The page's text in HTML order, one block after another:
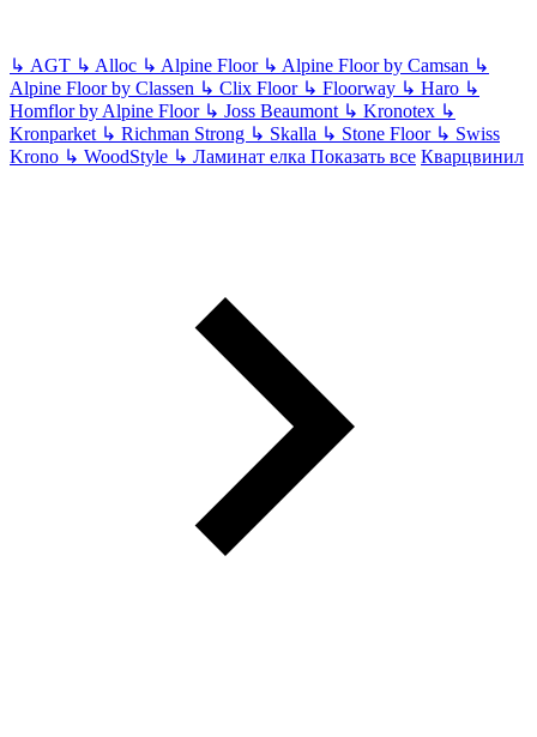
↳ AGT ↳ Alloc ↳ Alpine Floor ↳ Alpine Floor by Camsan ↳
Alpine Floor by Classen ↳ Clix Floor ↳ Floorway ↳ Haro ↳
Homflor by Alpine Floor ↳ Joss Beaumont ↳ Kronotex ↳
Kronparket ↳ Richman Strong ↳ Skalla ↳ Stone Floor ↳ Swiss
Krono ↳ WoodStyle ↳ Ламинат елка Показать все Кварцвинил